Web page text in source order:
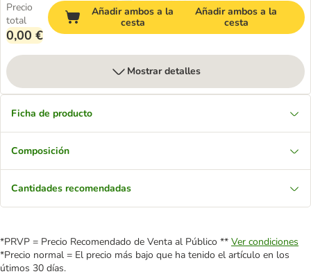
Precio
total
0,00 €
Añadir ambos a la
cesta
Añadir ambos a la
cesta
Mostrar detalles
Ficha de producto
Composición
Cantidades recomendadas
*PRVP = Precio Recomendado de Venta al Público ** Ver condiciones
*Precio normal = El precio más bajo que ha tenido el artículo en los
útimos 30 días.